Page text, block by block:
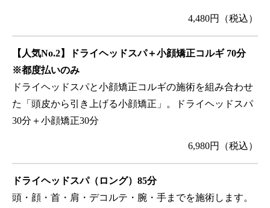
4,480円（税込）
【人気No.2】ドライヘッドスパ＋小顔矯正コルギ 70分
※都度払いのみ
ドライヘッドスパと小顔矯正コルギの施術を組み合わせ
た「頭皮から引き上げる小顔矯正」。ドライヘッドスパ
30分＋小顔矯正30分
6,980円（税込）
ドライヘッドスパ（ロング）85分
頭・顔・首・肩・デコルテ・腕・手までを施術します。